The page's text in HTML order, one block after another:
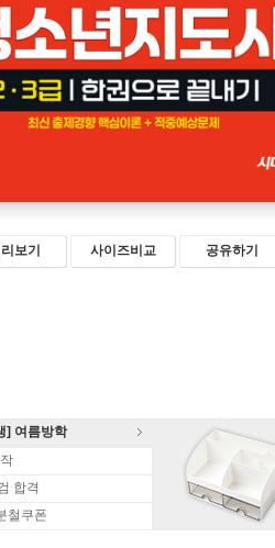
보기 사이즈비교 공유하기
] 여름방학
합격
철쿠폰